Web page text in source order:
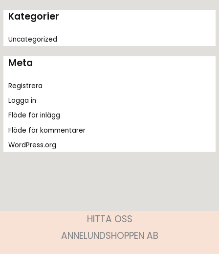
Kategorier
Uncategorized
Meta
Registrera
Logga in
Flöde för inlägg
Flöde för kommentarer
WordPress.org
HITTA OSS
ANNELUNDSHOPPEN AB